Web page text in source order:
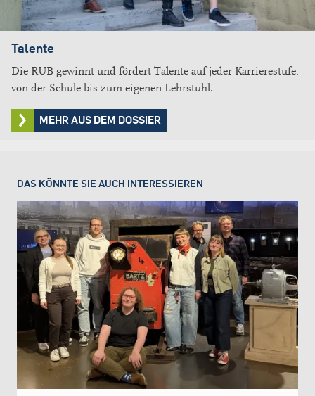
Talente
Die RUB gewinnt und fördert Talente auf jeder Karrierestufe:
von der Schule bis zum eigenen Lehrstuhl.
MEHR AUS DEM DOSSIER
DAS KÖNNTE SIE AUCH INTERESSIEREN